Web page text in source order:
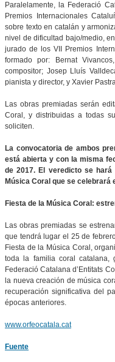
Paralelamente, la Federació
Premios Internacionales
sobre texto en catalán y
nivel de dificultad bajo/medio,
jurado de los VII Premios
formado por: Bernat
compositor; Josep Lluís
pianista y director, y Xavier
Las obras premiadas serán
Coral, y distribuidas a todas
soliciten.
La convocatoria de ambos
está abierta y con la misma
de 2017. El veredicto se
Música Coral que se celebrará
Fiesta de la Música Coral:
Las obras premiadas se
que tendrá lugar el 25 de
Fiesta de la Música Coral,
toda la familia coral catalana,
Federació Catalana d’Entitats
la nueva creación de música
recuperación significativa del
épocas anteriores.
www.orfeocatala.cat
Fuente